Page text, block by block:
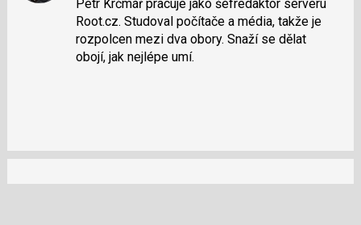
síti
X
Petr Krčmář pracuje jako šéfredaktor serveru
Root.cz. Studoval počítače a média, takže je
rozpolcen mezi dva obory. Snaží se dělat
obojí, jak nejlépe umí.